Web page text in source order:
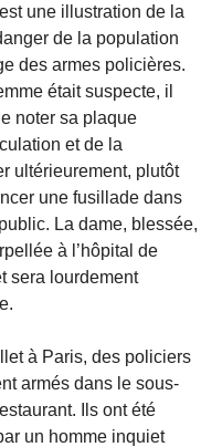
une illustration de la
de la population
des armes policières.
était suspecte, il
noter sa plaque
et de la
ultérieurement, plutôt
une fusillade dans
public. La dame, blessée,
à l’hôpital de
sera lourdement
à Paris, des policiers
armés dans le sous-
Ils ont été
un homme inquiet